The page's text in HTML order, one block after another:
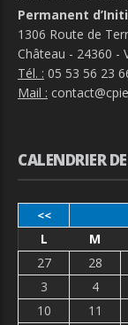
Permanent
1306 Route de
Château - 24360 -
Tél. : 05 53 56 23
Mail :
CALENDRIER
<<
L M
27
28
3
4
10
11